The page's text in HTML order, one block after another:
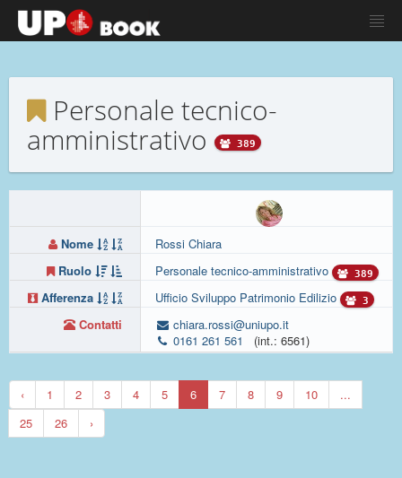
Personale tecnico-
amministrativo
389
Nome
Ruolo
Afferenza
Contatti
Rossi Chiara
Personale tecnico-amministrativo
389
Ufficio Sviluppo Patrimonio Edilizio 3
chiara.rossi@uniupo.it
0161 261 561
(int.: 6561)
‹ 1 2 3 4 5 6 7 8 9 10
...
25
26 ›